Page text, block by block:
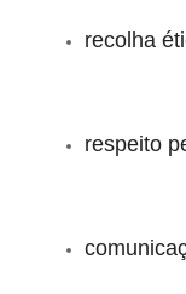
recolha
respeito